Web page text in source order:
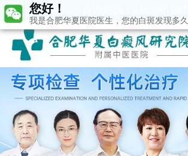
您好！
我是合肥华夏医院医生，您的白斑发现多